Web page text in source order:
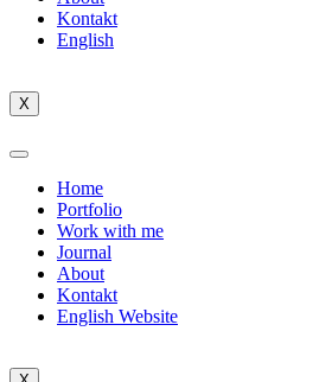
Kontakt
English
X
Home
Portfolio
Work with me
Journal
About
Kontakt
English Website